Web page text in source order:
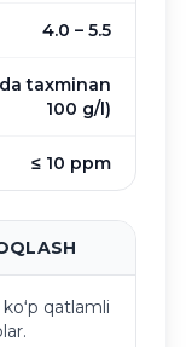
4.0 – 5.5
taxminan
100 g/l)
≤ 10 ppm
qatlamli